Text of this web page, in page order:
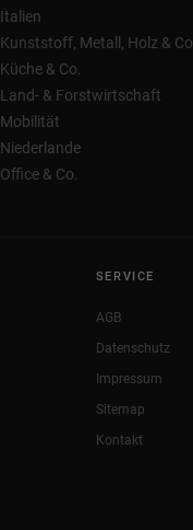
Italien
Kunststoff, Metall, Holz & Co.
Küche & Co.
Land- & Forstwirtschaft
Mobilität
Niederlande
Office & Co.
SERVICE
AGB
Datenschutz
Impressum
Sitemap
Kontakt